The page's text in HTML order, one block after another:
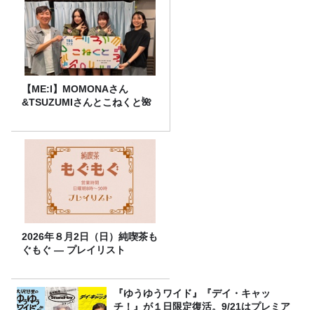
【ME:I】MOMONAさん
&TSUZUMIさんとこねくと🌺
2026年８月2日（日）純喫茶も
ぐもぐ ― プレイリスト
『ゆうゆうワイド』『デイ・キャッ
チ！』が１日限定復活。9/21はプレミア